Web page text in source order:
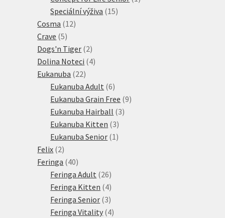
Speciální výživa 1515
Cosma 1212
Crave 55
produktů
Dogs'n Tiger 22
produkty
Dolina Noteci 44
Eukanuba 2222
produktů
Eukanuba Adult 66
produktů
Eukanuba Grain Free 99
Eukanuba Hairball 33
Eukanuba Kitten 33
produkty
Eukanuba Senior 1 1
Felix 22
produkty
Feringa 4040
produktů
Feringa Adult 2626
produktů
Feringa Kitten 44
produkty
Feringa Senior 33
produkty
Feringa Vitality 44